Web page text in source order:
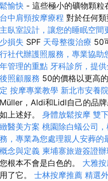
鬆愉快 - 這些極小的礦物顆粒
台中肩頸按摩療程 對於任何
主臥室設計，讓您的睡眠空間
少損失 SPF 天母整復治療 50
行社代辦護照服務，專業協助
年管理的重點 牙科診所，提
後照顧服務 50的價格以更高
定 按摩專業教學 新北市安養
Müller，Aldi和Lidl自己的品牌
如上述好。 身體放鬆按摩 雙
緻醫美方案 桃園除白蟻公司
務，專業為您處理親人安葬的
概念與定義 柬埔寨旅遊簽證辦
您根本不會是白色的。 大雅
用了它。 士林按摩推薦 精選